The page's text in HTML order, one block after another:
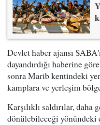
Devlet haber ajansı
dayandırdığı haberine
sonra Marib kentindeki
kamplara ve yerleşim
Karşılıklı saldırılar, daha
dönülebileceği yönündeki